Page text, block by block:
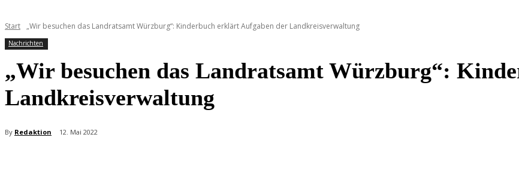
Start „Wir besuchen das Landratsamt Würzburg“: Kinderbuch erklärt Aufgaben der Landkreisverwaltung
Nachrichten
„Wir besuchen das Landratsamt Würzburg“:
Landkreisverwaltung
By Redaktion 12. Mai 2022